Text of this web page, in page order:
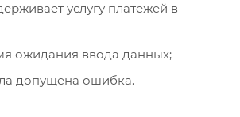
услугу платежей в
ожидания ввода данных;
допущена ошибка.